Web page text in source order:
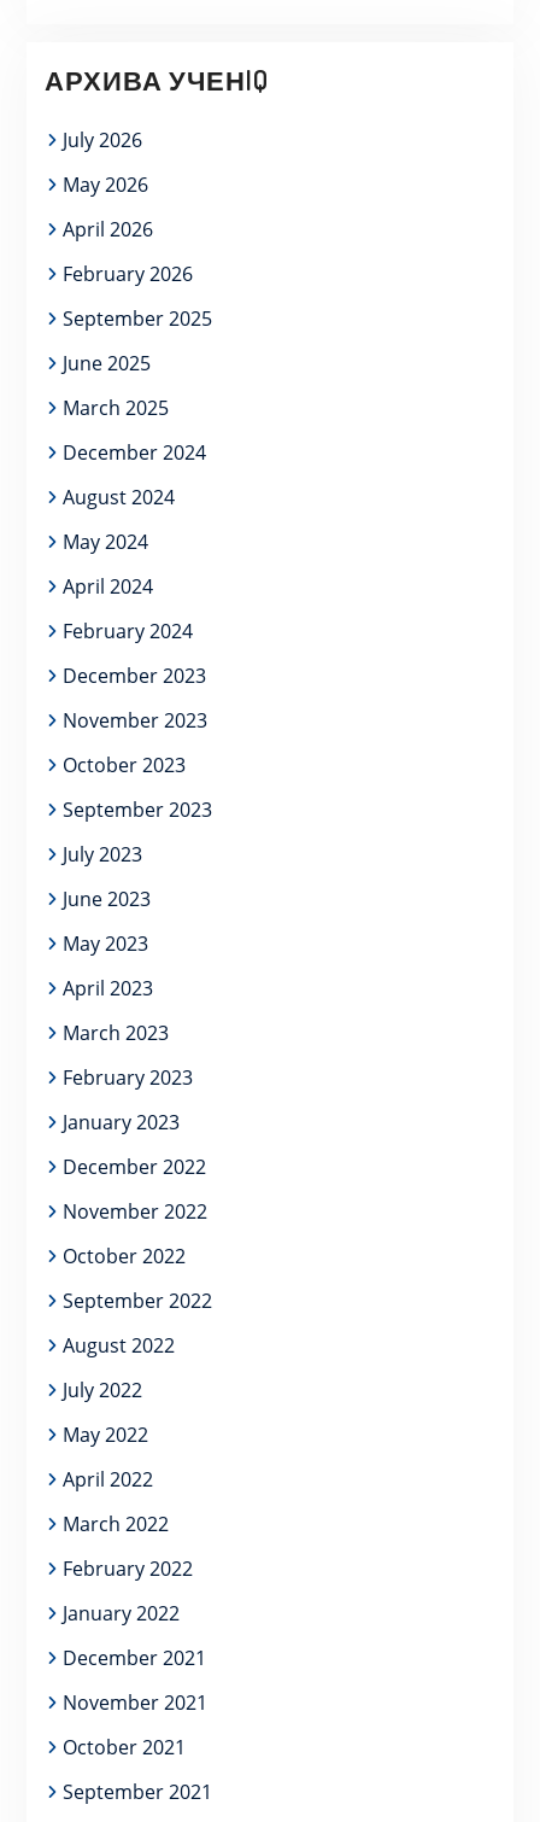
АРХИВА УЧЕНIQ
July 2026
May 2026
April 2026
February 2026
September 2025
June 2025
March 2025
December 2024
August 2024
May 2024
April 2024
February 2024
December 2023
November 2023
October 2023
September 2023
July 2023
June 2023
May 2023
April 2023
March 2023
February 2023
January 2023
December 2022
November 2022
October 2022
September 2022
August 2022
July 2022
May 2022
April 2022
March 2022
February 2022
January 2022
December 2021
November 2021
October 2021
September 2021